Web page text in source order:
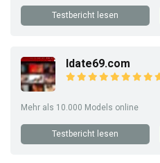
Testbericht lesen
Idate69.com
Mehr als 10.000 Models online
Testbericht lesen